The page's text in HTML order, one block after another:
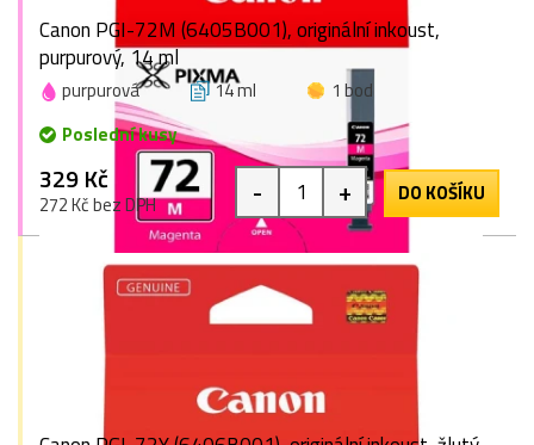
Canon PGI-72M (6405B001), originální inkoust,
purpurový, 14 ml
purpurová 14 ml
1 bod
Poslední kusy
329 Kč
272 Kč bez DPH - + DO KOŠÍKU